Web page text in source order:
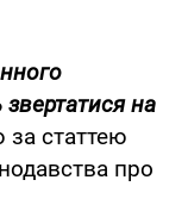
на
за статтею
про